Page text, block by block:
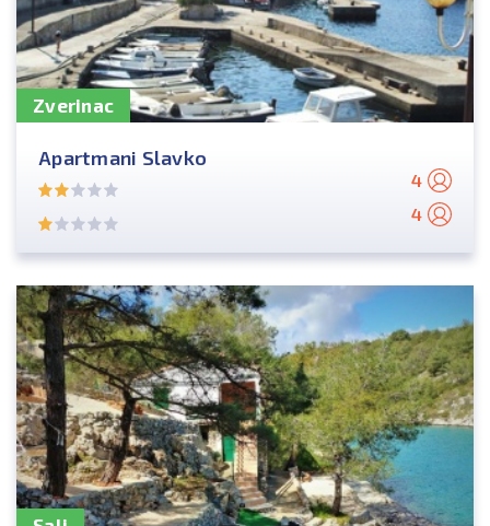
Zverinac
Apartmani Slavko
4
4